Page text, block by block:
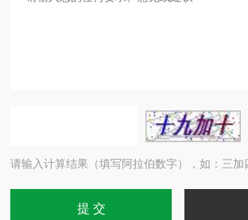
请输入计算结果（填写阿拉伯数字），如：三加